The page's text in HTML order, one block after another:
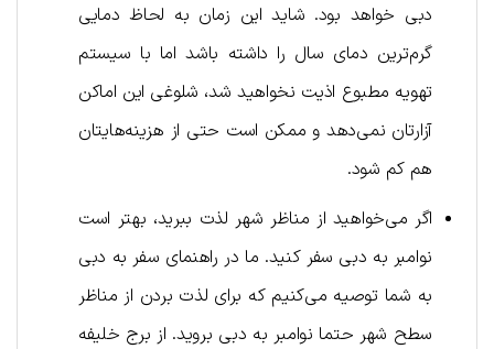
دبی خواهد بود. شاید این زمان به لحاظ دمایی
گرم‌ترین دمای سال را داشته باشد اما با سیستم
تهویه مطبوع اذیت نخواهید شد، شلوغی این اماکن
آزارتان نمی‌دهد و ممکن است حتی از هزینه‌هایتان
هم کم شود.
اگر می‌خواهید از مناظر شهر لذت ببرید، بهتر است
نوامبر به دبی سفر کنید. ما در راهنمای سفر به دبی
به شما توصیه می‌کنیم که برای لذت بردن از مناظر
سطح شهر حتما نوامبر به دبی بروید. از برج خلیفه